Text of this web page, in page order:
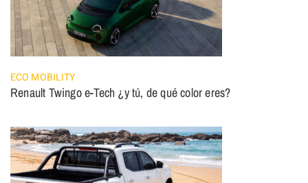
ECO MOBILITY
Renault Twingo e-Tech ¿y tú, de qué color eres?